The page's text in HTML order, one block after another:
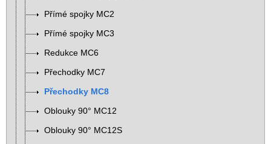
Přímé spojky MC2
Přímé spojky MC3
Redukce MC6
Přechodky MC7
Přechodky MC8
Oblouky 90° MC12
Oblouky 90° MC12S